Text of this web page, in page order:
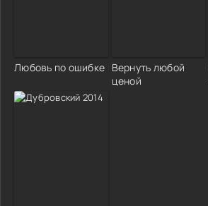
Любовь по ошибке Вернуть любой
ценой